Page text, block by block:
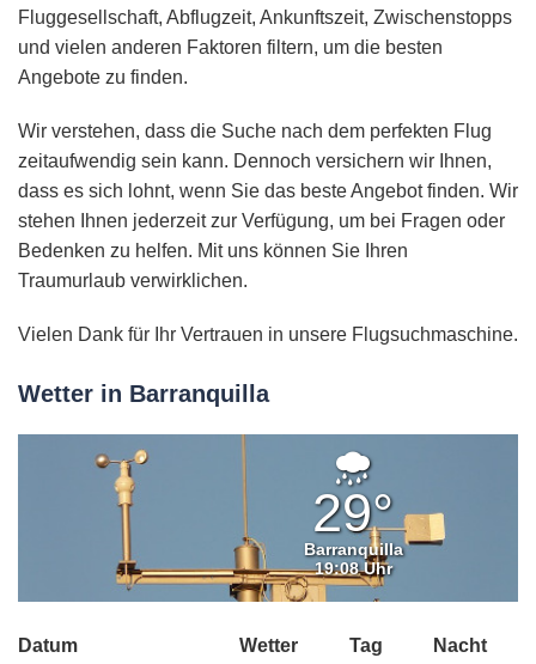
Fluggesellschaft, Abflugzeit, Ankunftszeit, Zwischenstopps
und vielen anderen Faktoren filtern, um die besten
Angebote zu finden.
Wir verstehen, dass die Suche nach dem perfekten Flug
zeitaufwendig sein kann. Dennoch versichern wir Ihnen,
dass es sich lohnt, wenn Sie das beste Angebot finden. Wir
stehen Ihnen jederzeit zur Verfügung, um bei Fragen oder
Bedenken zu helfen. Mit uns können Sie Ihren
Traumurlaub verwirklichen.
Vielen Dank für Ihr Vertrauen in unsere Flugsuchmaschine.
Wetter in Barranquilla
Leichter
Regen
29°
Barranquilla
19:08 Uhr
Datum Wetter Tag Nacht